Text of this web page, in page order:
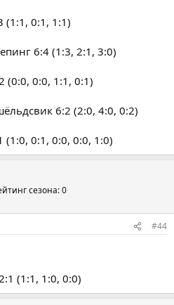
(1:1, 0:1, 1:1)
6:4 (1:3, 2:1, 3:0)
(0:0, 0:0, 1:1, 0:1)
6:2 (2:0, 4:0, 0:2)
0:1, 0:0, 0:0, 1:0)
сезона: 0
#44
(1:1, 1:0, 0:0)